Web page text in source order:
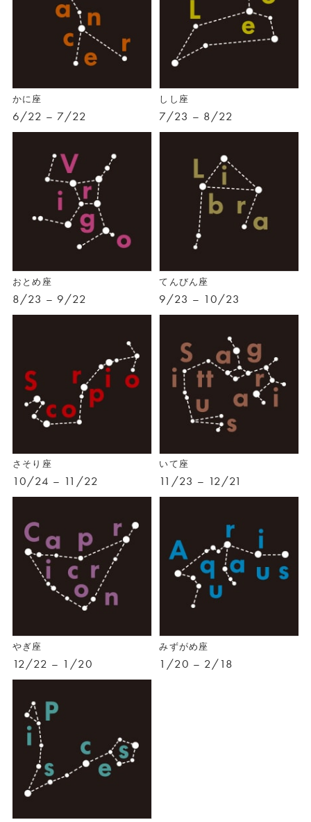
かに座
6/22 – 7/22
しし座
7/23 – 8/22
おとめ座
8/23 – 9/22
てんびん座
9/23 – 10/23
さそり座
10/24 – 11/22
いて座
11/23 – 12/21
やぎ座
12/22 – 1/20
みずがめ座
1/20 – 2/18